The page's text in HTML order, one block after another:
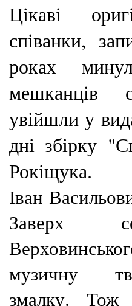
Цікаві
співанки,
роках
мешканців
увійшли у
дні збірку
Рокіщука.
Іван
Заверх
музичну
змалку. Тож